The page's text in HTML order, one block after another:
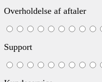
Overholdelse af aftaler
Support